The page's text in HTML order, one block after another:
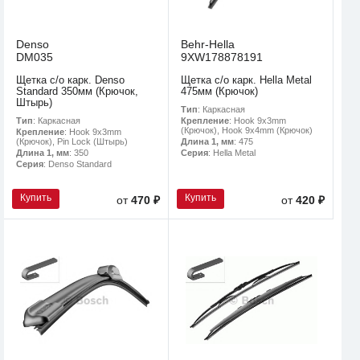
Denso
DM035
Щетка с/о карк. Denso
Standard 350мм (Крючок,
Штырь)
Тип: Каркасная
Крепление: Hook 9x3mm
(Крючок), Pin Lock (Штырь)
Длина 1, мм: 350
Серия: Denso Standard
Купить от470 ₽
Behr-Hella
9XW178878191
Щетка с/о карк. Hella Metal
475мм (Крючок)
Тип: Каркасная
Крепление: Hook 9x3mm
(Крючок), Hook 9x4mm (Крючок)
Длина 1, мм: 475
Серия: Hella Metal
Купить от420 ₽